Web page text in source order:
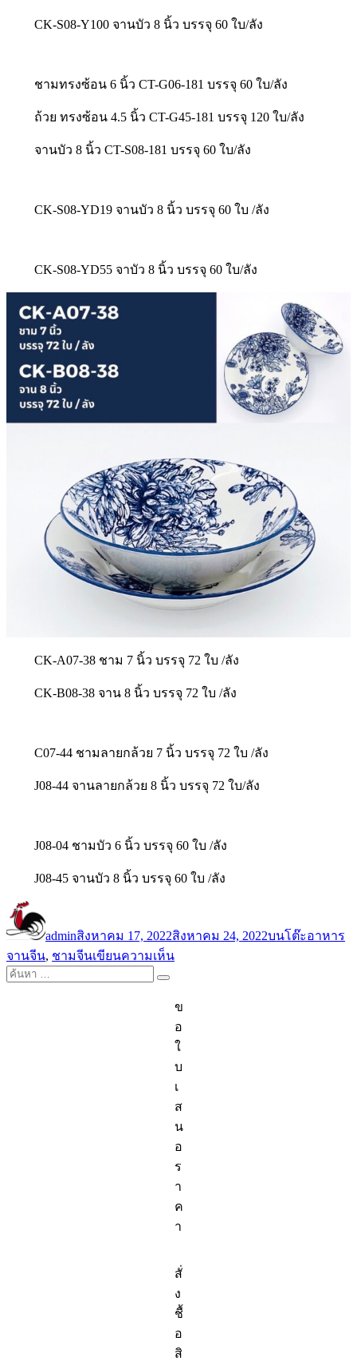
CK-S08-Y100 จานบัว 8 นิ้ว บรรจุ 60 ใบ/ลัง
ชามทรงซ้อน 6 นิ้ว CT-G06-181 บรรจุ 60 ใบ/ลัง
ถ้วย ทรงซ้อน 4.5 นิ้ว CT-G45-181 บรรจุ 120 ใบ/ลัง
จานบัว 8 นิ้ว CT-S08-181 บรรจุ 60 ใบ/ลัง
CK-S08-YD19 จานบัว 8 นิ้ว บรรจุ 60 ใบ /ลัง
CK-S08-YD55 จาบัว 8 นิ้ว บรรจุ 60 ใบ/ลัง
CK-A07-38 ชาม 7 นิ้ว บรรจุ 72 ใบ /ลัง
CK-B08-38 จาน 8 นิ้ว บรรจุ 72 ใบ /ลัง
C07-44 ชามลายกล้วย 7 นิ้ว บรรจุ 72 ใบ /ลัง
J08-44 จานลายกล้วย 8 นิ้ว บรรจุ 72 ใบ/ลัง
J08-04 ชามบัว 6 นิ้ว บรรจุ 60 ใบ /ลัง
J08-45 จานบัว 8 นิ้ว บรรจุ 60 ใบ /ลัง
เขียน
adminเมื่อ
สิงหาคม 17, 2022สิงหาคม 24, 2022หมู่
บนโต๊ะอาหาร
จานจีน, ชามจีนเขียนความเห็นบน
จาก
จีน
ขายส่ง
ค้นหา:
ข
อ
ใ
บ
เ
ส
น
อ
ร
า
ค
า
สั่
ง
ชื้
อ
สิ